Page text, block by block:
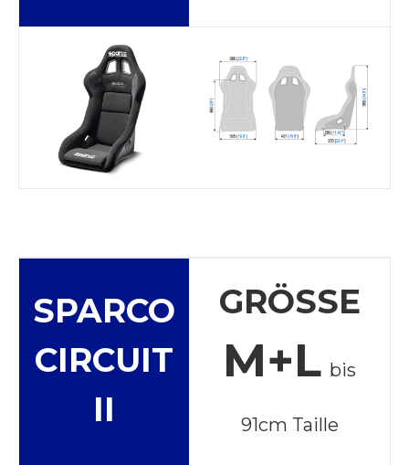
SPARCO
CIRCUIT
II
GRÖSSE
M+L bis
91cm Taille